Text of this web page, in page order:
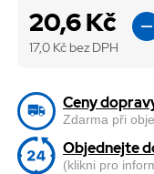
20,6 Kč
17,0 Kč bez DPH
Ceny
Zdarma při
Objednejte
(klikni pro